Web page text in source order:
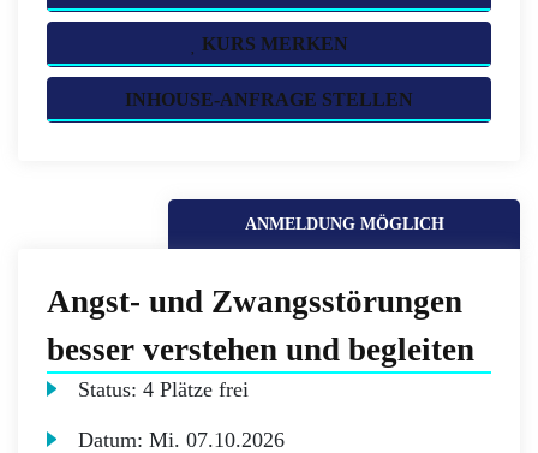
KURS MERKEN
INHOUSE-ANFRAGE STELLEN
ANMELDUNG MÖGLICH
Angst- und Zwangsstörungen
besser verstehen und begleiten
Status:4 Plätze frei
Datum:Mi. 07.10.2026